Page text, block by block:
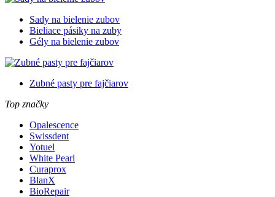
Sady na bielenie zubov
Bieliace pásiky na zuby
Gély na bielenie zubov
Zubné pasty pre fajčiarov
Top značky
Opalescence
Swissdent
Yotuel
White Pearl
Curaprox
BlanX
BioRepair